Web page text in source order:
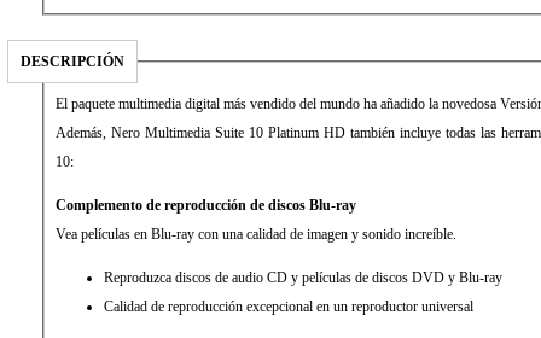
DESCRIPCIÓN
El paquete multimedia digital más vendido del mundo ha añadido la novedosa
Además, Nero Multimedia Suite 10 Platinum HD también incluye todas las
10:
Complemento de reproducción de discos Blu-ray
Vea películas en Blu-ray con una calidad de imagen y sonido increíble.
Reproduzca discos de audio CD y películas de discos DVD y Blu-ray
Calidad de reproducción excepcional en un reproductor universal